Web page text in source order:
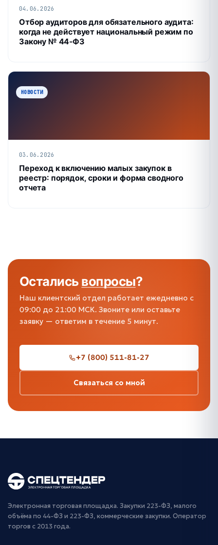
04.06.2026
Отбор аудиторов для обязательного аудита:
когда не действует национальный режим по
Закону № 44‑ФЗ
НОВОСТИ
03.06.2026
Переход к включению малых закупок в
реестр: порядок, сроки и форма сводного
отчета
Осталисьвопросы?
Наш клиентский отдел работает ежедневно с
09:00 до 21:00 МСК. Звоните или оставьте
заявку — ответим в течение 5 минут.
+7 (800) 511-81-27
Связаться со мной
Электронная торговая площадка. Закупки 223-ФЗ, малого
объёма по 44-ФЗ и 223-ФЗ, коммерческие закупки. Оператор
торгов с 2013 года.